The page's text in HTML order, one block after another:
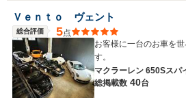
Ｖｅｎｔｏ ヴェント
総合評価 5点
お客様に一台のお車を
す。
マクラーレン 650Sスパ
総掲載数 40台